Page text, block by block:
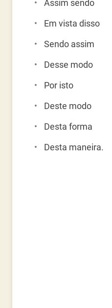
Assim sendo
Em vista disso
Sendo assim
Desse modo
Por isto
Deste modo
Desta forma
Desta maneira.